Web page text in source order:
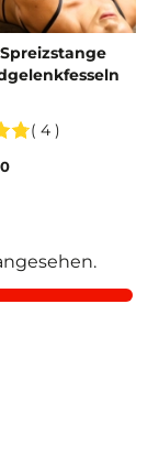
( 4 )